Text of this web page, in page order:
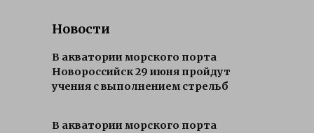
Новости
В акватории морского порта
Новороссийск 29 июня пройдут
учения с выполнением стрельб
В акватории морского порта